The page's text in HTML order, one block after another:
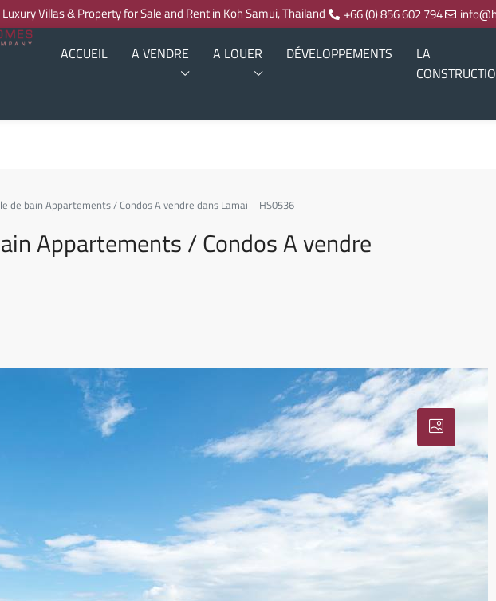
Luxury Villas & Property for Sale and Rent in Koh Samui, Thailand +66 (0) 856 602 794
ACCUEIL A VENDRE A LOUER DÉVELOPPEMENTS
LA
de bain Appartements / Condos A vendre dans Lamai – HS0536
Appartements / Condos A vendre